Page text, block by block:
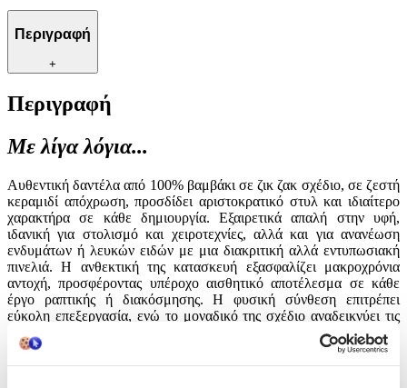
Περιγραφή
+
Περιγραφή
Με λίγα λόγια...
Αυθεντική δαντέλα από 100% βαμβάκι σε ζικ ζακ σχέδιο, σε ζεστή
κεραμιδί απόχρωση, προσδίδει αριστοκρατικό στυλ και ιδιαίτερο
χαρακτήρα σε κάθε δημιουργία. Εξαιρετικά απαλή στην υφή,
ιδανική για στολισμό και χειροτεχνίες, αλλά και για ανανέωση
ενδυμάτων ή λευκών ειδών με μια διακριτική αλλά εντυπωσιακή
πινελιά. Η ανθεκτική της κατασκευή εξασφαλίζει μακροχρόνια
αντοχή, προσφέροντας υπέροχο αισθητικό αποτέλεσμα σε κάθε
έργο ραπτικής ή διακόσμησης. Η φυσική σύνθεση επιτρέπει
εύκολη επεξεργασία, ενώ το μοναδικό της σχέδιο αναδεικνύει τις
Χαρακτηριστικά